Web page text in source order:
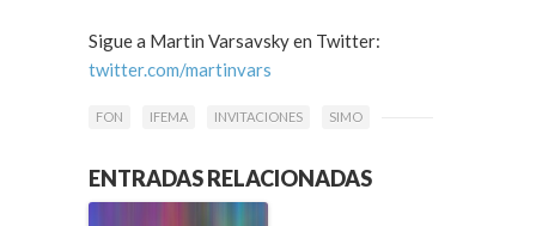
Sigue a Martin Varsavsky en Twitter:
twitter.com/martinvars
FON IFEMA INVITACIONES SIMO
ENTRADAS RELACIONADAS